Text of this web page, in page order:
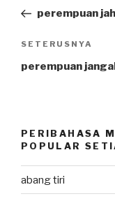
Postperempuan
Next
Post
SETERUSNYA
perempuan
PERIBAHASA
POPULAR
abang tiri